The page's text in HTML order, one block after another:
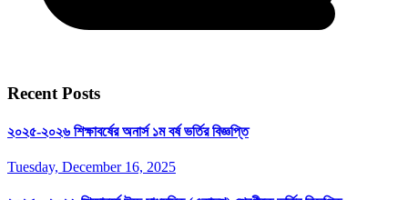
Recent Posts
২০২৫-২০২৬ শিক্ষাবর্ষের অনার্স ১ম বর্ষ ভর্তির বিজ্ঞপ্তি
Tuesday, December 16, 2025